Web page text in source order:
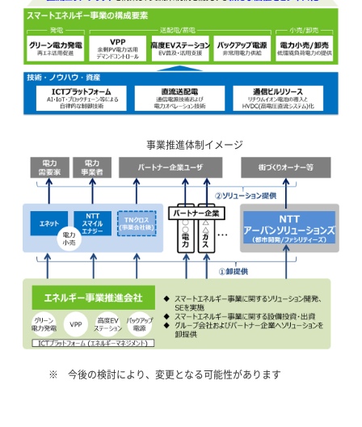
事業推進体制イメージ
今後の検討により、変更となる可能性があります